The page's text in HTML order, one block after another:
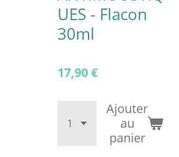
UES - Flacon
30ml
17,90 €
Ajouter
au
panier